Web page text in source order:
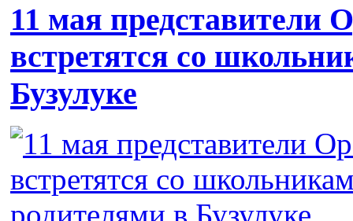
11 мая
встретятся со
Бузулуке